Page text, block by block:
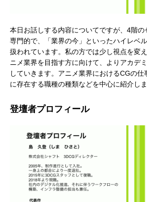
アニメーションによるリッチコンテンツで
差別化を！ Character Creator/Mayaとの連
携 – アパレル業界DXセミナーPart3「3Dで
実現できる未来」
2022.03.20
本日お話しする内容についてですが、4階の
専門的で、「業界の今」といったハイレベ
扱われています。私の方では少し視点を変
ニメ業界を目指す方に向けて、よりアカデ
していきます。アニメ業界におけるCGの仕
に存在する職種の種類などを中心に紹介しま
登壇者プロフィール